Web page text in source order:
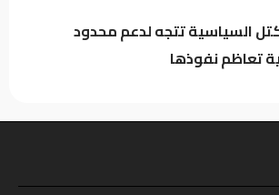
السياسية تتجه لدعم محدود
تعاظم نفوذها